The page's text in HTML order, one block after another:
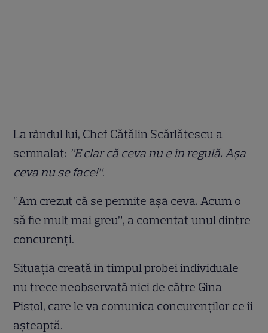
La rândul lui, Chef Cătălin Scărlătescu a
semnalat: ”E clar că ceva nu e în regulă. Așa
ceva nu se face!”.
”Am crezut că se permite așa ceva. Acum o
să fie mult mai greu”, a comentat unul dintre
concurenți.
Situația creată în timpul probei individuale
nu trece neobservată nici de către Gina
Pistol, care le va comunica concurenților ce îi
așteaptă.